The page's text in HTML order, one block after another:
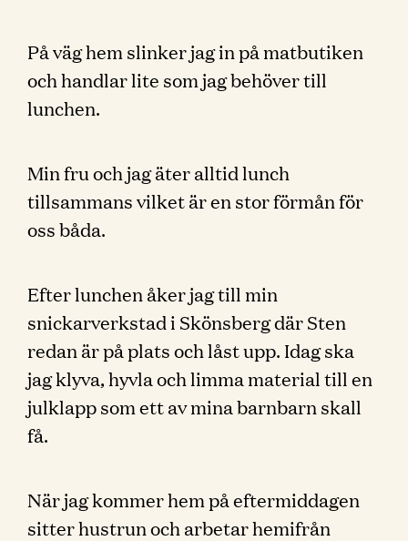
På väg hem slinker jag in på matbutiken
och handlar lite som jag behöver till
lunchen.
Min fru och jag äter alltid lunch
tillsammans vilket är en stor förmån för
oss båda.
Efter lunchen åker jag till min
snickarverkstad i Skönsberg där Sten
redan är på plats och låst upp. Idag ska
jag klyva, hyvla och limma material till en
julklapp som ett av mina barnbarn skall
få.
När jag kommer hem på eftermiddagen
sitter hustrun och arbetar hemifrån